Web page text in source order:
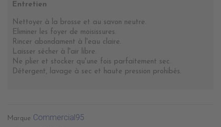
Entretien
Nettoyer à la brosse et au savon neutre.
Eliminer les foyer de moisissures.
Rincer abondament à l'eau claire.
Laisser sécher à l'air libre.
Ne plier et stocker qu'une fois parfaitement sec.
Détergent, lavage à sec et haute pression prohibés.
Marque Commercial95